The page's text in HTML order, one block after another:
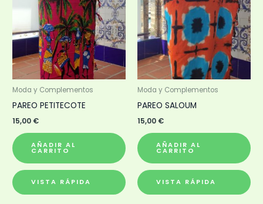
Moda y Complementos
PAREO PETITECOTE
15,00 €
AÑADIR AL
CARRITO
VISTA RÁPIDA
Moda y Complementos
PAREO SALOUM
15,00 €
AÑADIR AL
CARRITO
VISTA RÁPIDA